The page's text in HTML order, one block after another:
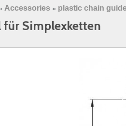
Accessories » plastic chain
für Simplexketten